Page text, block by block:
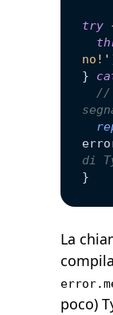
try
no! '
}
di
}
La
poco)